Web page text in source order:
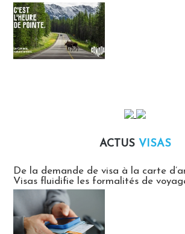
ACTUS VISAS
De la demande de visa à la carte
Visas fluidifie les formalités de